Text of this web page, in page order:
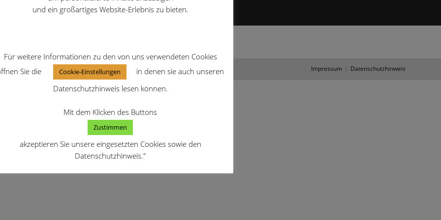
Impressum Datenschutzhinweis
und ein großartiges Website-Erlebnis zu bieten.
Für weitere Informationen zu den von uns verwendeten Cookies
Sie die
Cookie-Einstellungen
in denen sie auch unseren
Datenschutzhinweis lesen können.
Mit dem Klicken des Buttons
Zustimmen
akzeptieren Sie unsere eingesetzten Cookies sowie den
Datenschutzhinweis."